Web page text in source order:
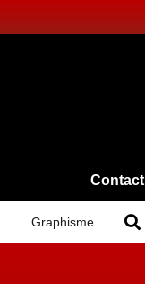
Contact
Graphisme